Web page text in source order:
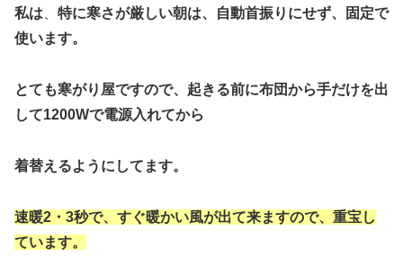
私は、 特に寒さが厳しい朝は、自動首振りにせず、固定で
使います。
とても寒がり屋ですので、起きる前に布団から手だけを出
して1200Wで電源入れてから
着替えるようにしてます。
速暖2・3秒で、すぐ暖かい風が出て来ますので、重宝し
ています。